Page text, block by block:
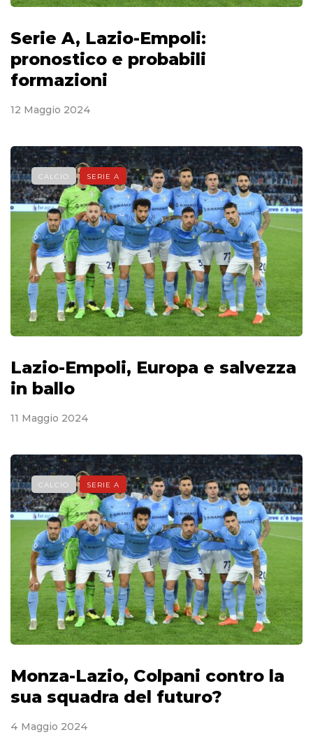
Serie A, Lazio-Empoli:
pronostico e probabili
formazioni
12 Maggio 2024
CALCIO SERIE A
Lazio-Empoli, Europa e salvezza
in ballo
11 Maggio 2024
CALCIO SERIE A
Monza-Lazio, Colpani contro la
sua squadra del futuro?
4 Maggio 2024